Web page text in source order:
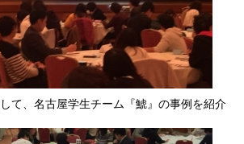
て、名古屋学生チーム『鯱』の事例を紹介